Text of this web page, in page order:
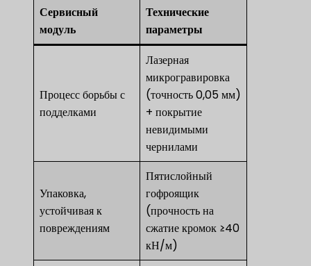
Сервисный
модуль
Технические
параметры
Процесс борьбы с
подделками
Лазерная
микрогравировка
(точность 0,05 мм)
+ покрытие
невидимыми
чернилами
Упаковка,
устойчивая к
повреждениям
Пятислойный
гофроящик
(прочность на
сжатие кромок ≥40
кН/м)